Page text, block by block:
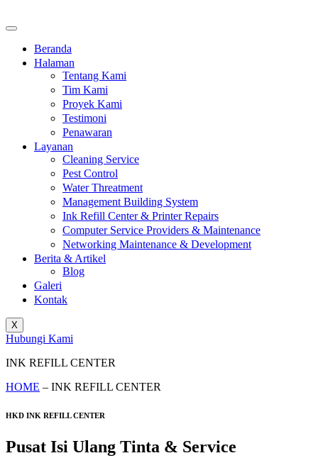
Beranda
Halaman
Tentang Kami
Tim Kami
Proyek Kami
Testimoni
Penawaran
Layanan
Cleaning Service
Pest Control
Water Threatment
Management Building System
Ink Refill Center & Printer Repairs
Computer Service Providers & Maintenance
Networking Maintenance & Development
Berita & Artikel
Blog
Galeri
Kontak
X
Hubungi Kami
INK REFILL CENTER
HOME – INK REFILL CENTER
HKD INK REFILL CENTER
Pusat Isi Ulang Tinta & Service